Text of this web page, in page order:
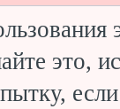
это,